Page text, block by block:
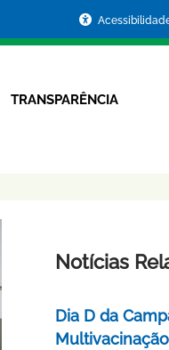
TRANSPARÊNCIA
Notícias
Dia D da